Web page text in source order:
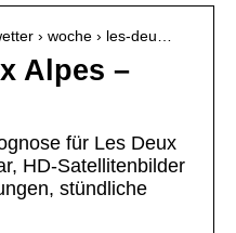
› woche › les-deu…
Alpes –
für Les Deux
HD-Satellitenbilder
stündliche